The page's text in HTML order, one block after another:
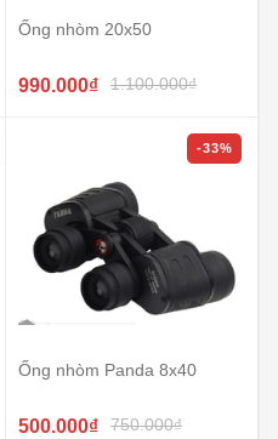
Ống nhòm 20x50
990.000₫ 1.100.000₫
-33%
Ống nhòm Panda 8x40
500.000₫ 750.000₫